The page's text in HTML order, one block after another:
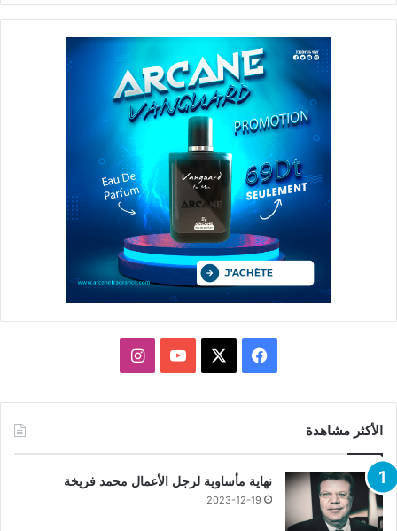
فيسبوك يوتيوبانستقرام
الأكثر مشاهدة
نهاية مأساوية لرجل الأعمال محمد فريخة
2023-12-19